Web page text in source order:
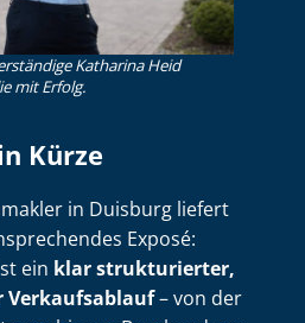
Katharina Heid
mit Erfolg.
Kürze
in Duisburg liefert
Exposé:
ein klar strukturierter,
Verkaufsablauf– von der